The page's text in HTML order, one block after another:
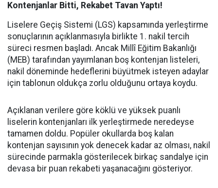
Kontenjanlar Bitti, Rekabet Tavan Yaptı!
Liselere Geçiş Sistemi (LGS) kapsamında yerleştirme
sonuçlarının açıklanmasıyla birlikte 1. nakil tercih
süreci resmen başladı. Ancak Millî Eğitim Bakanlığı
(MEB) tarafından yayımlanan boş kontenjan listeleri,
nakil döneminde hedeflerini büyütmek isteyen adaylar
için tablonun oldukça zorlu olduğunu ortaya koydu.
Açıklanan verilere göre köklü ve yüksek puanlı
liselerin kontenjanları ilk yerleştirmede neredeyse
tamamen doldu. Popüler okullarda boş kalan
kontenjan sayısının yok denecek kadar az olması, nakil
sürecinde parmakla gösterilecek birkaç sandalye için
devasa bir puan rekabeti yaşanacağını gösteriyor.